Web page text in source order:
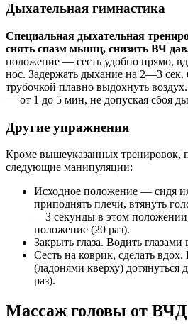
Дыхательная гимнастика
Специальная дыхательная
снять спазм мышц, снизить ВЧ
положение — сесть удобно прямо,
нос. Задержать дыхание на 2—3 сек.
трубочкой плавно выдохнуть
— от 1 до 5 мин, не допуская сбоя
Другие упражнения
Кроме вышеуказанных тренировок,
следующие манипуляции:
Исходное положение — сидя
приподнять плечи, втянуть
—3 секунды в этом положении,
положение (20 раз).
Закрыть глаза. Водить глазами
Сесть на коврик, сделать
(ладонями кверху) дотянуться
раз).
Массаж головы от ВЧД